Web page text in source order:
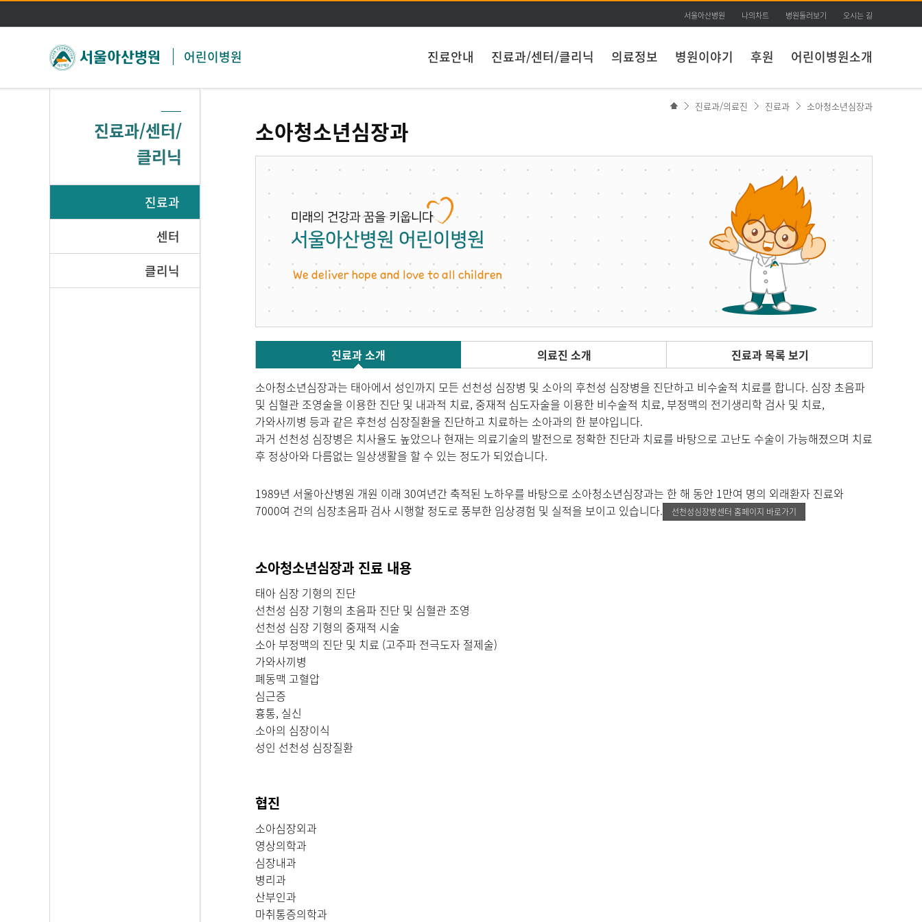
주메뉴 바로가기
본문 바로가기
어린이병원
서울아산병원 나의차트 병원둘러보기 오시는 길
진료안내 진료과/센터/클리닉 의료정보 병원이야기 후원 어린이병원소개
진료과/센터/
클리닉
진료과
센터
클리닉
진료과/의료진 진료과 소아청소년심장과
소아청소년심장과
진료과 소개 의료진 소개
진료과 목록 보기
소아청소년심장과는 태아에서 성인까지 모든 선천성 심장병 및 소아의 후천성 심장병을 진단하고 비수술적 치료를 합니다. 심장 초음파
및 심혈관 조영술을 이용한 진단 및 내과적 치료, 중재적 심도자술을 이용한 비수술적 치료, 부정맥의 전기생리학 검사 및 치료,
가와사끼병 등과 같은 후천성 심장질환을 진단하고 치료하는 소아과의 한 분야입니다.
과거 선천성 심장병은 치사율도 높았으나 현재는 의료기술의 발전으로 정확한 진단과 치료를 바탕으로 고난도 수술이 가능해졌으며 치료
후 정상아와 다름없는 일상생활을 할 수 있는 정도가 되었습니다.
1989년 서울아산병원 개원 이래 30여년간 축적된 노하우를 바탕으로 소아청소년심장과는 한 해 동안 1만여 명의 외래환자 진료와
7000여 건의 심장초음파 검사 시행할 정도로 풍부한 임상경험 및 실적을 보이고 있습니다.
선천성심장병센터 홈페이지 바로가기
소아청소년심장과 진료 내용
태아 심장 기형의 진단
선천성 심장 기형의 초음파 진단 및 심혈관 조영
선천성 심장 기형의 중재적 시술
소아 부정맥의 진단 및 치료 (고주파 전극도자 절제술)
가와사끼병
폐동맥 고혈압
심근증
흉통, 실신
소아의 심장이식
성인 선천성 심장질환
협진
소아심장외과
영상의학과
심장내과
병리과
산부인과
마취통증의학과